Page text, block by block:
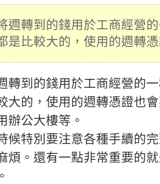
週轉到的錢用於工商經營
是比較大的，使用的週轉
轉到的錢用於工商經營的
大的，使用的週轉憑證也
辦公大樓等。
候特別要注意各種手續的
煩。還有一點非常重要的